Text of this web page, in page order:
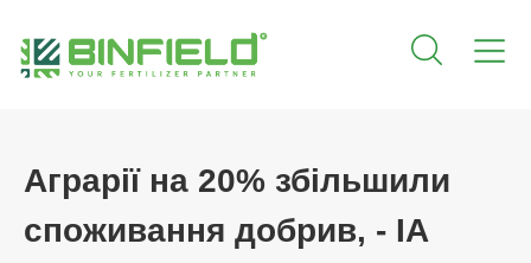
Аграрії на 20% збільшили
споживання добрив, - ІА